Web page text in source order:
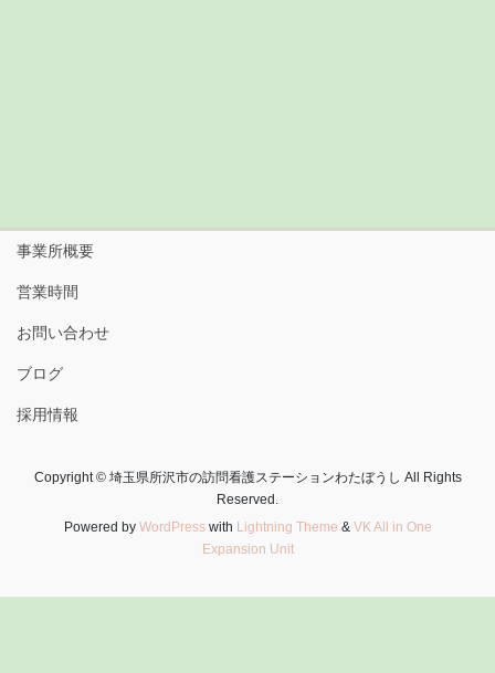
事業所概要
営業時間
お問い合わせ
ブログ
採用情報
Copyright © 埼玉県所沢市の訪問看護ステーションわたぼうし All Rights
Reserved.
Powered by WordPresswith Lightning Theme & VK All in One
Expansion Unit